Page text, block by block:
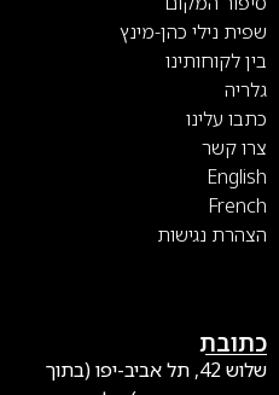
שפית נילי כהן-מינץ
בין לקוחותינו
גלריה
כתבו עלינו
צרו קשר
English
French
הצהרת נגישות
כתובת
שלוש 42, תל אביב-יפו (בתוך